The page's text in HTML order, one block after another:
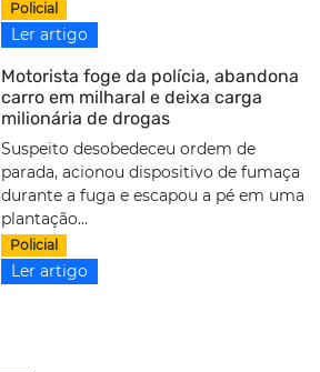
Policial
Ler artigo
Motorista foge da polícia, abandona
carro em milharal e deixa carga
milionária de drogas
Suspeito desobedeceu ordem de
parada, acionou dispositivo de fumaça
durante a fuga e escapou a pé em uma
plantação...
Policial
Ler artigo